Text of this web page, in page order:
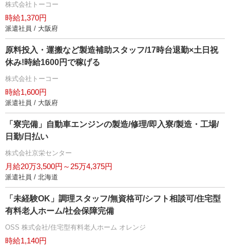
株式会社トーコー
時給1,370円
派遣社員 / 大阪府
原料投入・運搬など製造補助スタッフ/17時台退勤×土日祝
休み!時給1600円で稼げる
株式会社トーコー
時給1,600円
派遣社員 / 大阪府
「寮完備」自動車エンジンの製造/修理/即入寮/製造・工場/
日勤/日払い
株式会社京栄センター
月給20万3,500円～25万4,375円
派遣社員 / 北海道
「未経験OK」調理スタッフ/無資格可/シフト相談可/住宅型
有料老人ホーム/社会保障完備
OSS 株式会社/住宅型有料老人ホーム オレンジ
時給1,140円